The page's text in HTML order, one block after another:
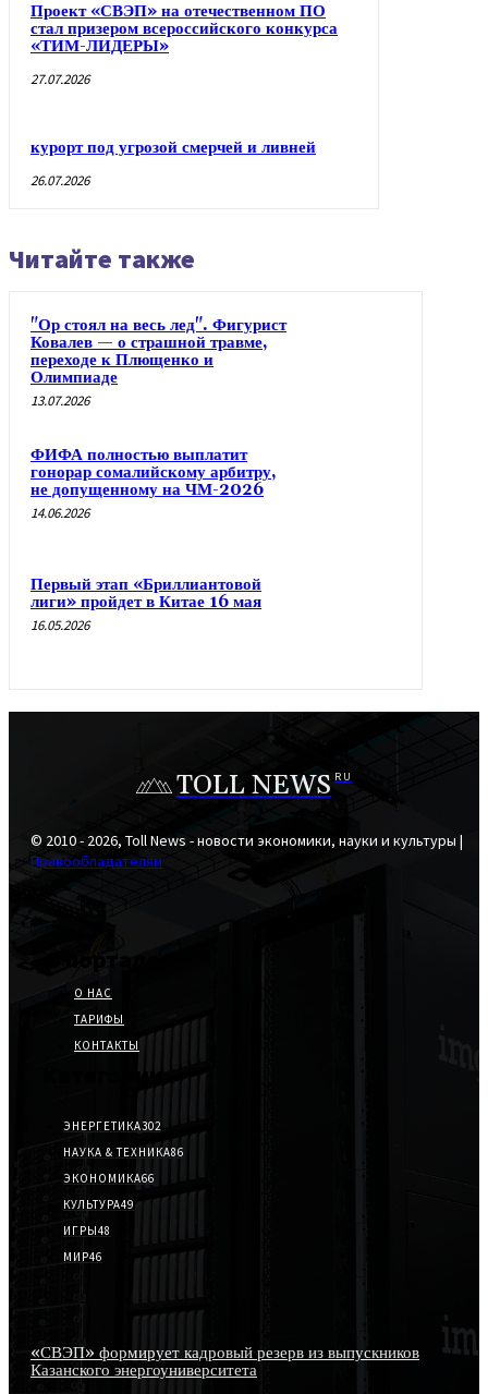
Проект «СВЭП» на отечественном ПО
стал призером всероссийского конкурса
«ТИМ-ЛИДЕРЫ»
27.07.2026
курорт под угрозой смерчей и ливней
26.07.2026
Читайте также
"Ор стоял на весь лед". Фигурист
Ковалев — о страшной травме,
переходе к Плющенко и
Олимпиаде
13.07.2026
ФИФА полностью выплатит
гонорар сомалийскому арбитру,
не допущенному на ЧМ-2026
14.06.2026
Первый этап «Бриллиантовой
лиги» пройдет в Китае 16 мая
16.05.2026
TOLL NEWS RU
© 2010 - 2026, Toll News - новости экономики, науки и культуры |
Правообладателям
О НАС
ТАРИФЫ
КОНТАКТЫ
ЭНЕРГЕТИКА302
НАУКА & ТЕХНИКА86
ЭКОНОМИКА66
КУЛЬТУРА49
ИГРЫ48
МИР46
Заметки редактора
«СВЭП» формирует кадровый резерв из выпускников
Казанского энергоуниверситета